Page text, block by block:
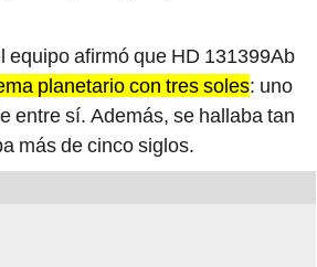
equipo afirmó que HD 131399Ab
planetario con tres soles: uno
entre sí. Además, se hallaba tan
más de cinco siglos.